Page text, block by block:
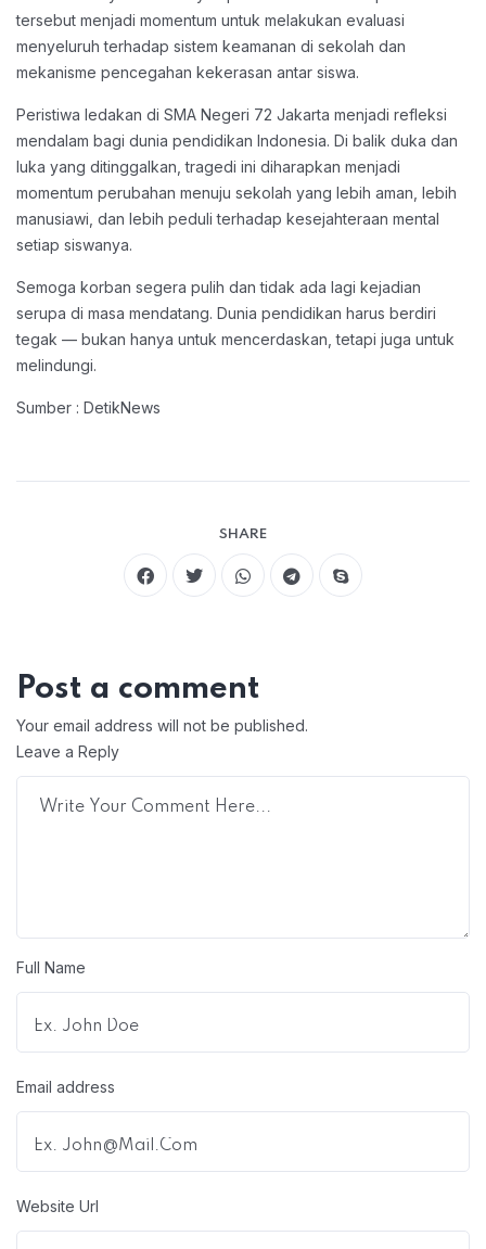
tersebut menjadi momentum untuk melakukan evaluasi
menyeluruh terhadap sistem keamanan di sekolah dan
mekanisme pencegahan kekerasan antar siswa.
Peristiwa ledakan di SMA Negeri 72 Jakarta menjadi refleksi
mendalam bagi dunia pendidikan Indonesia. Di balik duka dan
luka yang ditinggalkan, tragedi ini diharapkan menjadi
momentum perubahan menuju sekolah yang lebih aman, lebih
manusiawi, dan lebih peduli terhadap kesejahteraan mental
setiap siswanya.
Semoga korban segera pulih dan tidak ada lagi kejadian
serupa di masa mendatang. Dunia pendidikan harus berdiri
tegak — bukan hanya untuk mencerdaskan, tetapi juga untuk
melindungi.
Sumber : DetikNews
SHARE
Post a comment
Your email address will not be published.
Leave a Reply
Full Name
Email address
Website Url